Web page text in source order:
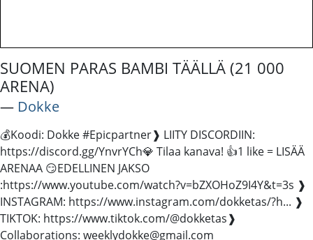
SUOMEN PARAS BAMBI TÄÄLLÄ (21 000
ARENA)
― Dokke
💰Koodi: Dokke #Epicpartner​ ❱ LIITY DISCORDIIN:
https://discord.gg/YnvrYCh​ 💎 Tilaa kanava! 👍1 like = LISÄÄ
ARENAA 😏EDELLINEN JAKSO
:https://www.youtube.com/watch?v=bZXOHoZ9I4Y&t=3s ❱
INSTAGRAM: https://www.instagram.com/dokketas/?h​... ❱
TIKTOK: https://www.tiktok.com/@dokketas​ ❱
Collaborations: weeklydokke@gmail.com